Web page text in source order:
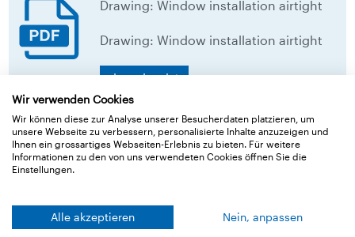
Drawing: Window installation airtight
Drawing: Window installation airtight
download
Back to overview
›Membranes
Wir verwenden Cookies
Wir können diese zur Analyse unserer Besucherdaten platzieren, um
unsere Webseite zu verbessern, personalisierte Inhalte anzuzeigen und
Ihnen ein grossartiges Webseiten-Erlebnis zu bieten. Für weitere
Informationen zu den von uns verwendeten Cookies öffnen Sie die
Einstellungen.
Alle akzeptieren Nein, anpassen